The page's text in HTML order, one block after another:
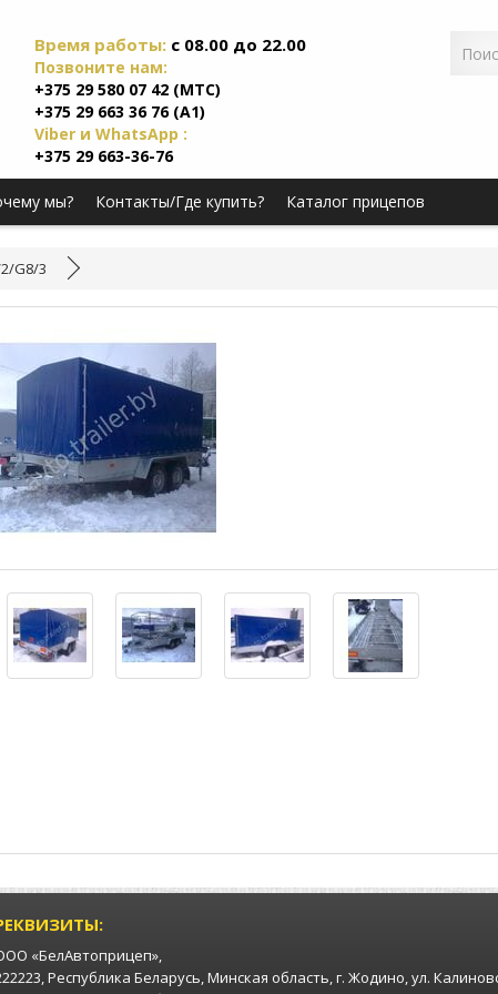
Время работы: c 08.00 до 22.00
Позвоните нам:
+375 29 580 07 42 (МТС)
+375 29 663 36 76 (А1)
Viber и WhatsApp :
+375 29 663-36-76
мы? Контакты/Где купить? Каталог прицепов
G8/3
«БелАвтоприцеп»,
Республика Беларусь, Минская область, г. Жодино, ул.